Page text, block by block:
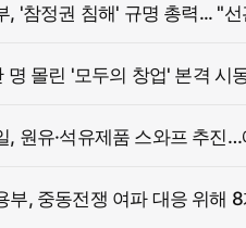
명 몰린 '모두의 창업' 본격 시
, 원유·석유제품 스와프 추진
부, 중동전쟁 여파 대응 위해